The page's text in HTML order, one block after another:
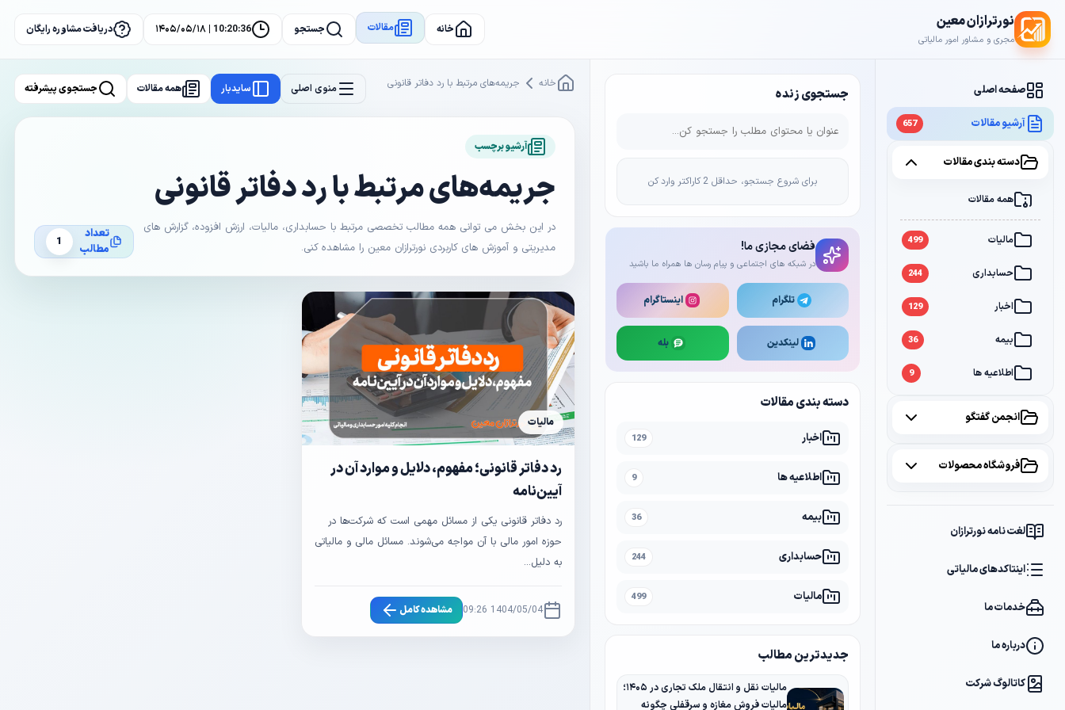
نورترازان معین
مجری و مشاور امور مالیاتی
خانه مقالات جستجو 10:20:36 | ۱۴۰۵/۰۵/۱۸ دریافت مشاوره رایگان
صفحه اصلی
آرشیو مقالات 657
دسته بندی مقالات
همه مقالات
مالیات 499
حسابداری 244
اخبار 129
بیمه 36
اطلاعیه ها 9
انجمن گفتگو
سامانه مودیان
بانک
فروشگاه محصولات
پکیج DVD آموزشی
کتاب ها
فایل های دانلودی
لغت نامه نورترازان
اینتاکدهای مالیاتی
خدمات ما
درباره ما
کاتالوگ شرکت
جستجوی زنده
برای شروع جستجو، حداقل 2 کاراکتر وارد کن
فضای مجازی ما!
در شبکه های اجتماعی و پیام رسان ها همراه ما باشید
تلگرام اینستاگرام
لینکدین بله
دسته بندی مقالات
اخبار 129
اطلاعیه ها 9
بیمه 36
حسابداری 244
مالیات 499
جدیدترین مطالب
مالیات نقل و انتقال ملک تجاری در ۱۴۰۵؛
مالیات فروش مغازه و سرقفلی چگونه
خانه جریمه‌های مرتبط با رد دفاتر قانونی منوی اصلی سایدبار همه مقالات جستجوی پیشرفته
آرشیو برچسب
جریمه‌های مرتبط با رد دفاتر قانونی
در این بخش می توانی همه مطالب تخصصی مرتبط با حسابداری، مالیات، ارزش افزوده، گزارش های
مدیریتی و آموزش های کاربردی نورترازان معین را مشاهده کنی.
تعداد
مطالب
1
مالیات
رد دفاتر قانونی؛ مفهوم، دلایل و موارد آن در
آیین‌نامه
رد دفاتر قانونی یکی از مسائل مهمی است که شرکت‌ها در
حوزه امور مالی با آن مواجه می‌شوند. مسائل مالی و مالیاتی
به دلیل...
1404/05/04 09:26 مشاهده کامل